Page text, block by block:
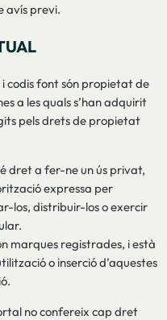
avís previ.
codis font són propietat de
a les quals s’han adquirit
pels drets de propietat
dret a fer-ne un ús privat,
expressa per
los, distribuir-los o exercir
marques registrades, i està
o inserció d’aquestes
no confereix cap dret